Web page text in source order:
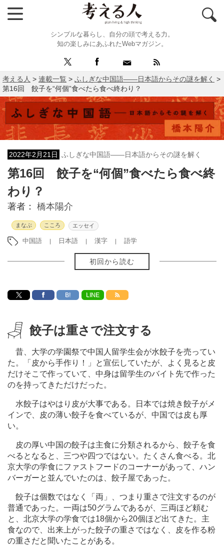
シンプルな暮らし、自分の頭で考える力。
知の楽しみにあふれたWebマガジン。
考える人 > 連載一覧 > ふしぎな中国語――日本語からその謎を解く >
第16回 餃子を“何個”食べたら食べ終わり？
2022年2月21日 ふしぎな中国語――日本語からその謎を解く
第16回 餃子を“何個”食べたら食べ終
わり？
著者： 橋本陽介
まなぶ こころ エッセイ
中国語 日本語 漢字 語学
初回から読む
B! LINE
餃子は重さで注文する
昔、大学の学園祭で中国人留学生会が水餃子を売ってい
た。「皮から手作り！」と宣伝していたが、よく見ると皮
だけそこで作っていて、中身は留学生のバイト先で作った
のを持ってきただけだった。
水餃子はやはり皮が大事である。日本では焼き餃子がメ
インで、皮の薄い餃子を食べているが、中国では皮も厚
い。
皮の厚い中国の餃子は主食に分類されるから、餃子を食
べるとなると、三つや四つではない。たくさん食べる。北
京大学の学食にファストフードのコーナーがあって、ハン
バーガーと並んでいたのは、餃子屋であった。
餃子は個数ではなく「両」、つまり重さで注文するのが
普通であった。一両は50グラムであるが、三両ほど頼む
と、北京大学の学食では18個から20個ほど出てきた。主
食なので、出来上がった餃子の重さではなく、皮を作る粉
の重さだと聞いたことがある。